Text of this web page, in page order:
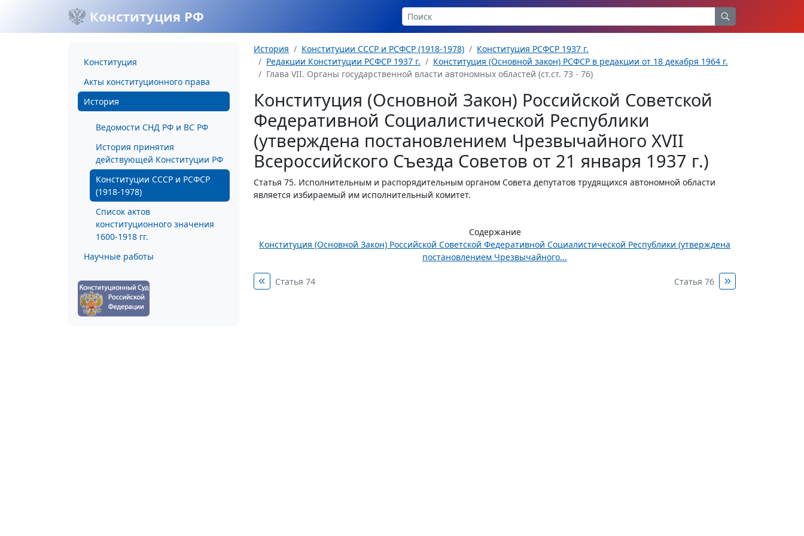
Конституция РФ
Конституция
Акты конституционного права
История
Ведомости СНД РФ и ВС РФ
История принятия
действующей Конституции РФ
Конституции СССР и РСФСР
(1918-1978)
Список актов
конституционного значения
1600-1918 гг.
Научные работы
История Конституции СССР и РСФСР (1918-1978)
Конституция РСФСР 1937 г.
Редакции Конституции РСФСР 1937 г.
Конституция (Основной закон) РСФСР в редакции от 18 декабря 1964 г.
Глава VII. Органы государственной власти автономных областей (ст.ст. 73 - 76)
Конституция (Основной Закон) Российской Советской
Федеративной Социалистической Республики
(утверждена постановлением Чрезвычайного XVII
Всероссийского Съезда Советов от 21 января 1937 г.)
Статья 75. Исполнительным и распорядительным органом Совета депутатов трудящихся автономной области
является избираемый им исполнительный комитет.
Содержание
Конституция (Основной Закон) Российской Советской Федеративной Социалистической Республики (утверждена
постановлением Чрезвычайного...
Статья 74 Статья 76